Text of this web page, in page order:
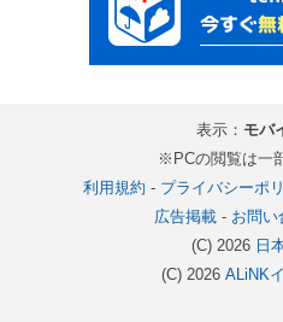
表示： モバ
※PCの閲覧は一
利用規約 - プライバシーポ
広告掲載- お問い
(C) 2026 日
(C) 2026 ALiNK